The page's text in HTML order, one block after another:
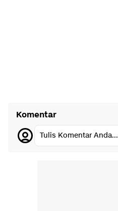
Komentar
Tulis Komentar Anda...